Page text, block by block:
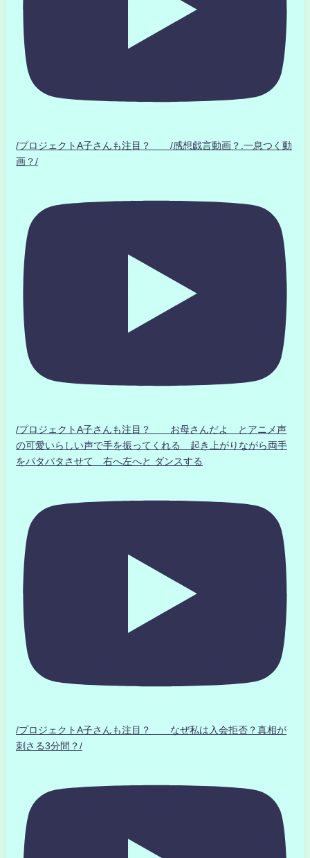
/プロジェクトA子さんも注目？ /感想戯言動画？.一息つく動
画？/
/プロジェクトA子さんも注目？ お母さんだよ とアニメ声
の可愛いらしい声で手を振ってくれる 起き上がりながら両手
をパタパタさせて 右へ左へと ダンスする
/プロジェクトA子さんも注目？ なぜ私は入会拒否？真相が
刺さる3分間？/